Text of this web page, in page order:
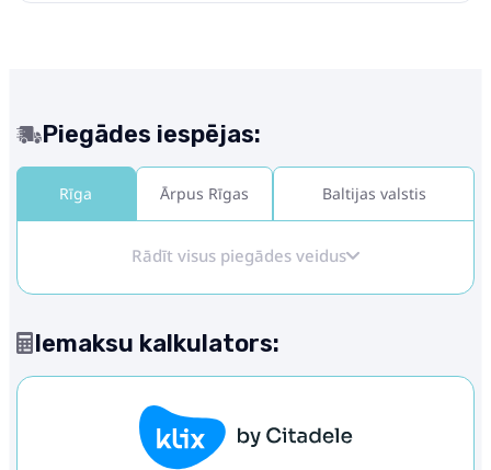
Piegādes iespējas:
Rīga Ārpus Rīgas Baltijas valstis
Rādīt visus piegādes veidus
Iemaksu kalkulators: